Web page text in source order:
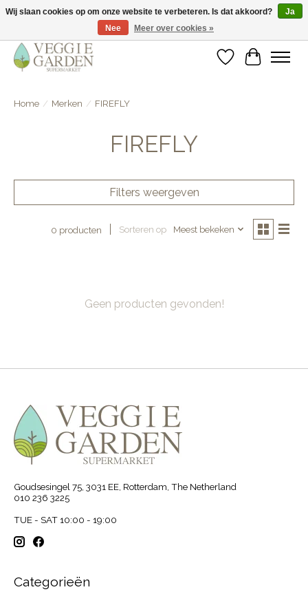
vegan & veggie products | free store pick-up
Verlanglijst
Home / Merken / FIREFLY
FIREFLY
Filters weergeven
0 producten Sorteren op Meest bekeken
Geen producten gevonden!
Goudsesingel 75, 3031 EE, Rotterdam, The Netherland
010 236 3225
TUE - SAT 10:00 - 19:00
Categorieën
Wij slaan cookies op om onze website te verbeteren. Is dat akkoord?
Ja
Nee
Meer over cookies »